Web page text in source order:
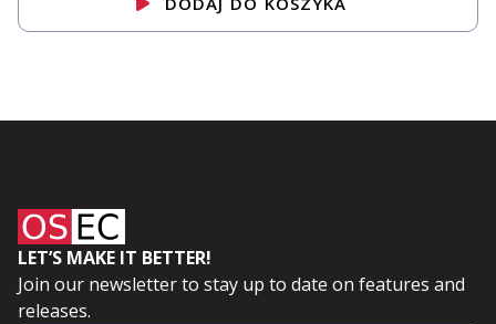
LET’S MAKE IT BETTER!
Join our newsletter to stay up to date on features and
releases.